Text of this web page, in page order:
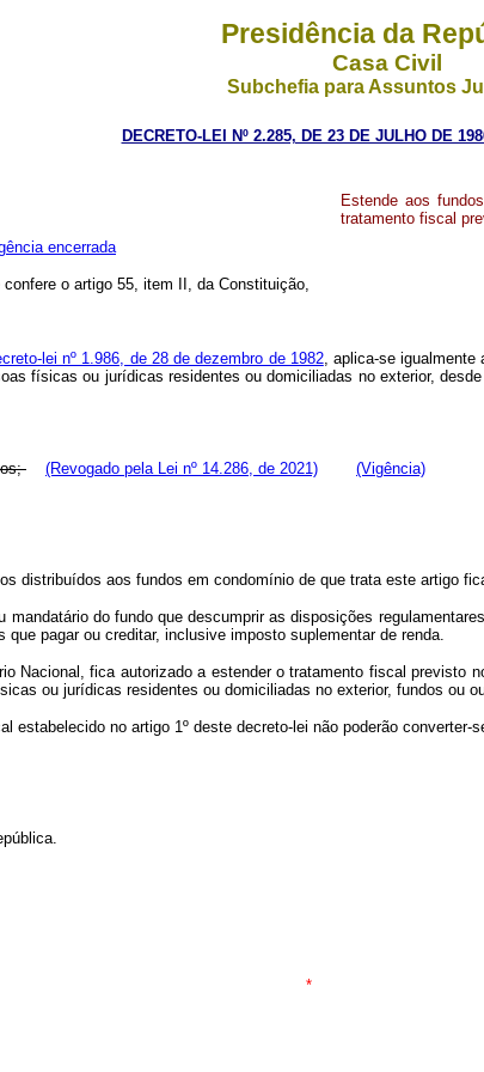
Presidência da
Casa Civil
Subchefia para Assuntos
DECRETO-LEI Nº 2.285, DE 23 DE JULHO DE
encerrada
Estende aos
tratamento fiscal
o artigo 55, item II, da Constituição,
lei nº 1.986, de 28 de dezembro de 1982, aplica-se
físicas ou jurídicas residentes ou domiciliadas no exterior,
(Revogado pela Lei nº 14.286, de 2021) (Vigência)
distribuídos aos fundos em condomínio de que trata este artigo
do fundo que descumprir as disposições
pagar ou creditar, inclusive imposto suplementar de renda.
Nacional, fica autorizado a estender o tratamento fiscal previsto
ou jurídicas residentes ou domiciliadas no exterior, fundos ou
estabelecido no artigo 1º deste decreto-lei não poderão
*